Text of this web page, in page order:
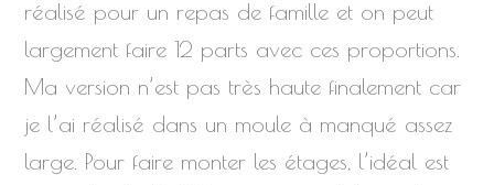
réalisé pour un repas de famille et on peut
largement faire 12 parts avec ces proportions.
Ma version n’est pas très haute finalement car
je l’ai réalisé dans un moule à manqué assez
large. Pour faire monter les étages, l’idéal est